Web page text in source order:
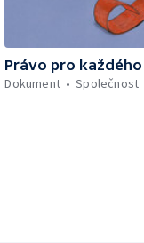
Právo pro každého
Dokument
Společnost